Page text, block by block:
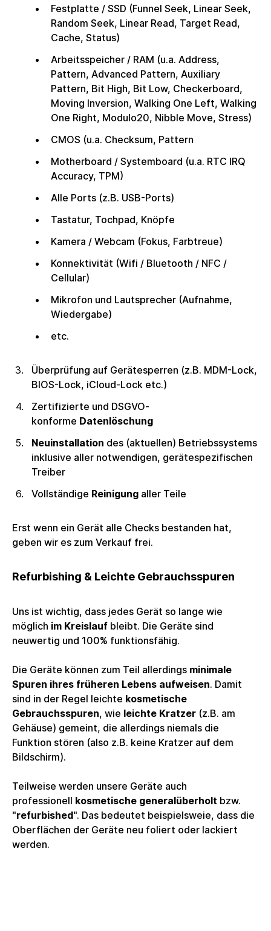
Festplatte / SSD (Funnel Seek, Linear Seek,
Random Seek, Linear Read, Target Read,
Cache, Status)
Arbeitsspeicher / RAM (u.a. Address,
Pattern, Advanced Pattern, Auxiliary
Pattern, Bit High, Bit Low, Checkerboard,
Moving Inversion, Walking One Left, Walking
One Right, Modulo20, Nibble Move, Stress)
CMOS (u.a. Checksum, Pattern
Motherboard / Systemboard (u.a. RTC IRQ
Accuracy, TPM)
Alle Ports (z.B. USB-Ports)
Tastatur, Tochpad, Knöpfe
Kamera / Webcam (Fokus, Farbtreue)
Konnektivität (Wifi / Bluetooth / NFC /
Cellular)
Mikrofon und Lautsprecher (Aufnahme,
Wiedergabe)
etc.
Überprüfung auf Gerätesperren (z.B. MDM-Lock,
BIOS-Lock, iCloud-Lock etc.)
Zertifizierte und DSGVO-
konforme Datenlöschung
Neuinstallation des (aktuellen) Betriebssystems
inklusive aller notwendigen, gerätespezifischen
Treiber
Vollständige Reinigung aller Teile
Erst wenn ein Gerät alle Checks bestanden hat,
geben wir es zum Verkauf frei.
Refurbishing & Leichte Gebrauchsspuren
Uns ist wichtig, dass jedes Gerät so lange wie
möglich im Kreislauf bleibt. Die Geräte sind
neuwertig und 100% funktionsfähig.
Die Geräte können zum Teil allerdings minimale
Spuren ihres früheren Lebens aufweisen. Damit
sind in der Regel leichte kosmetische
Gebrauchsspuren, wie leichte Kratzer (z.B. am
Gehäuse) gemeint, die allerdings niemals die
Funktion stören (also z.B. keine Kratzer auf dem
Bildschirm).
Teilweise werden unsere Geräte auch
professionell kosmetische generalüberholt bzw.
"refurbished". Das bedeutet beispielsweie, dass die
Oberflächen der Geräte neu foliert oder lackiert
werden.